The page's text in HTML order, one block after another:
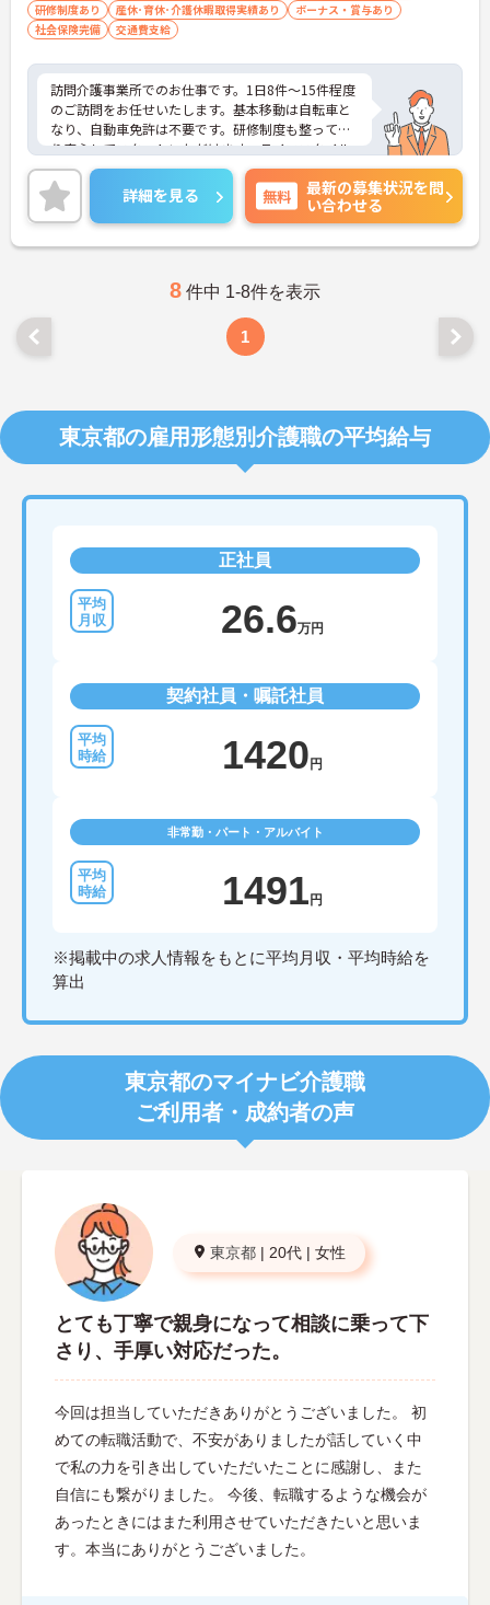
研修制度あり
産休･育休･介護休暇取得実績あり
ボーナス・賞与あり
社会保険完備
交通費支給
訪問介護事業所でのお仕事です。1日8件～15件程度
のご訪問をお任せいたします。基本移動は自転車と
なり、自動車免許は不要です。研修制度も整ってお
り安心してスタートいただけます。ライフスタイル
に合わせて週休3日や残業なしなど多様な働き方も
選択できます♪ご興味のある方には、面接対策ポイ
ントなど、さらに詳細をお話しいたしますのでお気
軽にご相談ください！
詳細を見る 無料
最新の募集状況を問
い合わせる
8 件中 1-8件を表示
1
東京都の雇用形態別介護職の平均給与
正社員
26.6万円
契約社員・嘱託社員
1420 円
非常勤・パート・アルバイト
1491 円
※掲載中の求人情報をもとに平均月収・平均時給を
算出
東京都のマイナビ介護職
ご利用者・成約者の声
東京都 | 20代 | 女性
とても丁寧で親身になって相談に乗って下
さり、手厚い対応だった。
今回は担当していただきありがとうございました。 初
めての転職活動で、不安がありましたが話していく中
で私の力を引き出していただいたことに感謝し、また
自信にも繋がりました。 今後、転職するような機会が
あったときにはまた利用させていただきたいと思いま
す。本当にありがとうございました。